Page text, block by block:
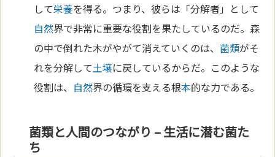
して栄養を得る。つまり、彼らは「分解者」として
自然界で非常に重要な役割を果たしているのだ。森
の中で倒れた木がやがて消えていくのは、 菌類がそ
れを分解して土壌に戻しているからだ。このような
役割は、 自然界の循環を支える根本的な力である。
菌類と人間のつながり – 生活に潜む菌た
ち